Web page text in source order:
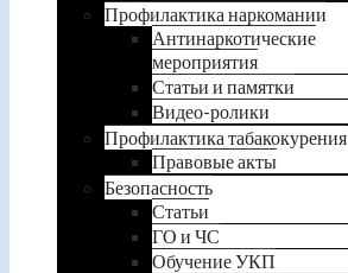
Профилактика наркомании
Антинаркотические
мероприятия
Статьи и памятки
Видео-ролики
Профилактика табакокурения
Правовые акты
Безопасность
Статьи
ГО и ЧС
Обучение УКП